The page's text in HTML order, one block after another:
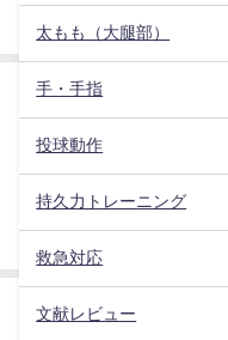
太もも（大腿部）
手・手指
投球動作
持久力トレーニング
救急対応
文献レビュー